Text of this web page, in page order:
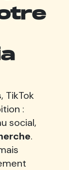
, TikTok
:
social,
.